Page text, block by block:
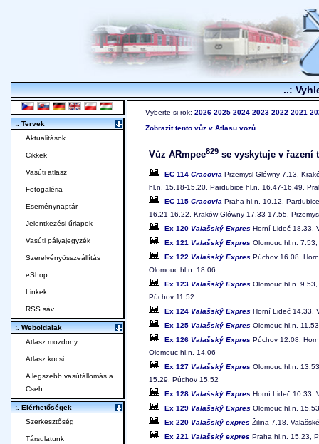
..:
Vyberte si rok: 2026 2025 2024 2023 2022 2021
Zobrazit tento vůz v Atlasu vozů
Vůz ARmpee829 se vyskytuje v řazení
EC 114 Cracovia Przemysl Glówny 7.13,
hl.n. 15.18-15.20, Pardubice hl.n. 16.47-16.49,
EC 115 Cracovia Praha hl.n. 10.12,
16.21-16.22, Kraków Glówny 17.33-17.55,
Ex 120 Valašský Expres Horní Lideč 18.33,
Ex 121 Valašský Expres Olomouc hl.n.
Ex 122 Valašský Expres Púchov 16.08,
Olomouc hl.n. 18.06
Ex 123 Valašský Expres Olomouc hl.n.
Púchov 11.52
Ex 124 Valašský Expres Horní Lideč 14.33,
Ex 125 Valašský Expres Olomouc hl.n.
Ex 126 Valašský Expres Púchov 12.08,
Olomouc hl.n. 14.06
Ex 127 Valašský Expres Olomouc hl.n.
15.29, Púchov 15.52
Ex 128 Valašský Expres Horní Lideč 10.33,
Ex 129 Valašský Expres Olomouc hl.n.
Ex 220 Valašský expres Žilina 7.18,
Ex 221 Valašský expres Praha hl.n. 15.23,
:. Tervek
Aktualitások
Cikkek
Vasúti atlasz
Fotogaléria
Eseménynaptár
Jelentkezési űrlapok
Vasúti pályajegyzék
Szerelvényösszeállítás
eShop
Linkek
RSS sáv
:. Weboldalak
Atlasz mozdony
Atlasz kocsi
A legszebb vasútállomás a
Cseh
:. Elérhetőségek
Szerkesztőség
Társulatunk